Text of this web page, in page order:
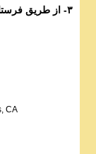
۳- از طریق فرستادن چک به آدرس زیر:
CA